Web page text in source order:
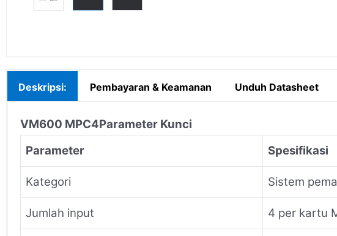
Deskripsi: Pembayaran & Keamanan Unduh Datasheet
VM600 MPC4Parameter Kunci
Parameter
Spesifikasi
Kategori Sistem
Jumlah input 4 per kartu